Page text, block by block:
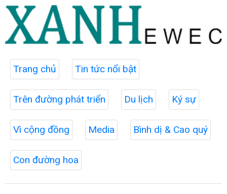
Trang chủ Tin tức nổi bật
Trên đường phát triển Du lịch Ký sự
Vì cộng đồng Media Bình dị & Cao quý
Con đường hoa